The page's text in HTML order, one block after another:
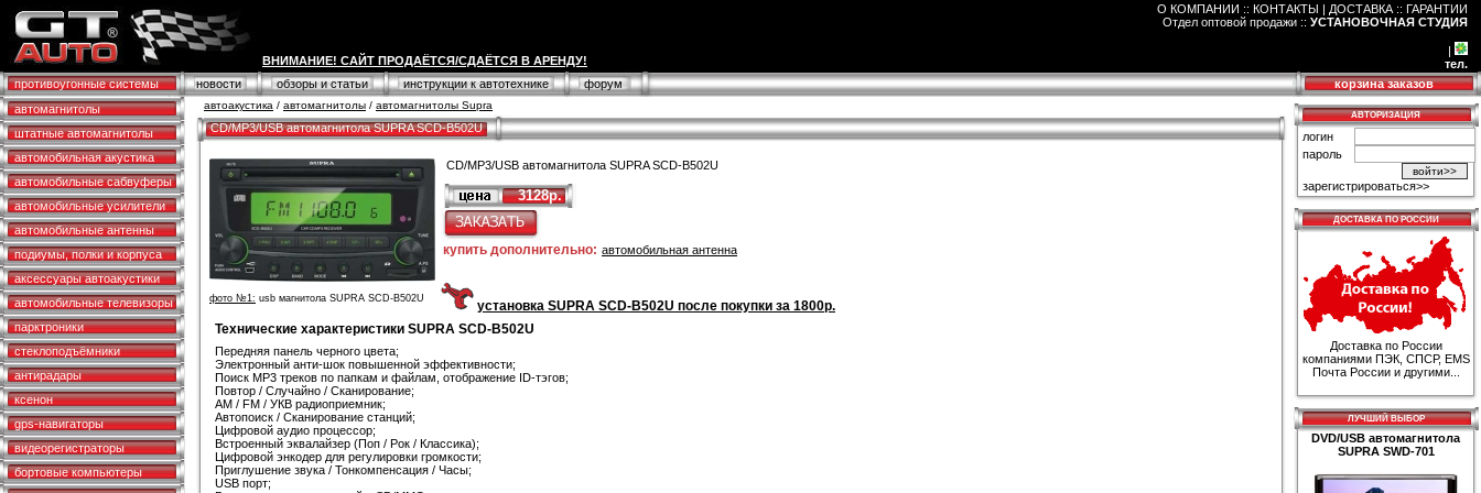
ВНИМАНИЕ! САЙТ ПРОДАЁТСЯ/СДАЁТСЯ В АРЕНДУ!
О КОМПАНИИ :: КОНТАКТЫ | ДОСТАВКА :: ГАРАНТИИ
Отдел оптовой продажи :: УСТАНОВОЧНАЯ СТУДИЯ
|
тел.
противоугонные системы
новости обзоры и статьи инструкции к автотехнике форум
корзина заказов
автомагнитолы
штатные автомагнитолы
автомобильная акустика
автомобильные сабвуферы
автомобильные усилители
автомобильные антенны
подиумы, полки и корпуса
аксессуары автоакустики
автомобильные телевизоры
парктроники
стеклоподъёмники
антирадары
ксенон
gps-навигаторы
видеорегистраторы
бортовые компьютеры
автоакустика / автомагнитолы / автомагнитолы Supra
CD/MP3/USB автомагнитола SUPRA SCD-B502U
фото №1: usb магнитола SUPRA SCD-B502U
CD/MP3/USB автомагнитола SUPRA SCD-B502U
3128р.
купить дополнительно: автомобильная антенна
установка SUPRA SCD-B502U после покупки за 1800р.
Технические характеристики SUPRA SCD-B502U
Передняя панель черного цвета;
Электронный анти-шок повышенной эффективности;
Поиск MP3 треков по папкам и файлам, отображение ID-тэгов;
Повтор / Случайно / Сканирование;
AM / FM / УКВ радиоприемник;
Автопоиск / Сканирование станций;
Цифровой аудио процессор;
Встроенный эквалайзер (Поп / Рок / Классика);
Цифровой энкодер для регулировки громкости;
Приглушение звука / Тонкомпенсация / Часы;
USB порт;
АВТОРИЗАЦИЯ
логин
пароль
зарегистрироваться>>
ДОСТАВКА ПО РОССИИ
Доставка по России
компаниями ПЭК, СПСР, EMS
Почта России и другими...
ЛУЧШИЙ ВЫБОР
DVD/USB автомагнитола
SUPRA SWD-701